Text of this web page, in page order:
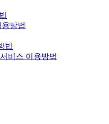
용방법
법
비스 이용방법